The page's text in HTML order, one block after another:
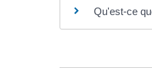
Qu'est-ce